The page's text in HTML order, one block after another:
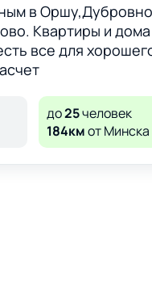
в
Квартиры и
все для
до25человек
184кмот Минска